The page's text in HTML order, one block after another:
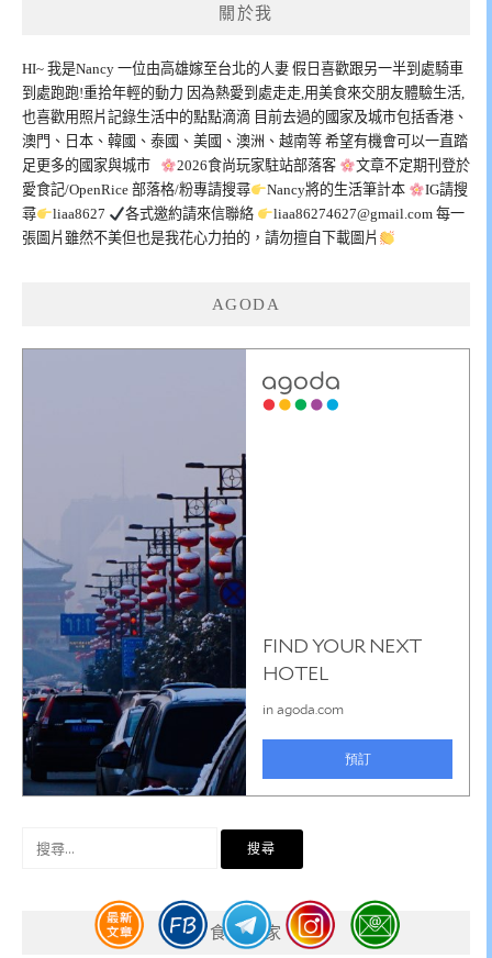
關於我
HI~ 我是Nancy 一位由高雄嫁至台北的人妻 假日喜歡跟另一半到處騎車
到處跑跑!重拾年輕的動力 因為熱愛到處走走,用美食來交朋友體驗生活,
也喜歡用照片記錄生活中的點點滴滴 目前去過的國家及城市包括香港、
澳門、日本、韓國、泰國、美國、澳洲、越南等 希望有機會可以一直踏
足更多的國家與城市
2026食尚玩家駐站部落客
文章不定期刊登於
愛食記/OpenRice 部落格/粉專請搜尋
Nancy將的生活筆計本
IG請搜
尋
liaa8627 各式邀約請來信聯絡 liaa86274627@gmail.com每一
張圖片雖然不美但也是我花心力拍的，請勿擅自下載圖片
AGODA
食尚玩家